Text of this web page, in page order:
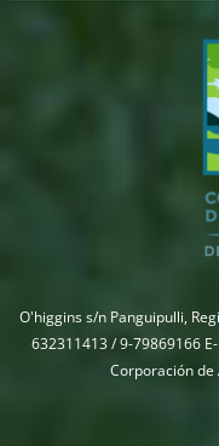
O'higgins s/n Panguipulli,
632311413 / 9-79869166
Corporación de